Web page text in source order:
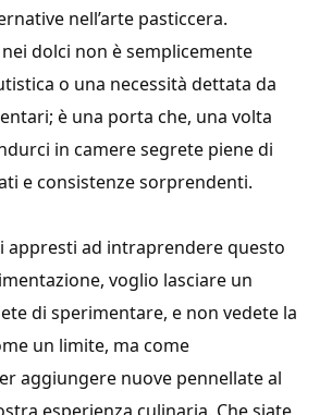
nell’arte pasticcera.
dolci non è semplicemente
o una necessità dettata da
è una porta che, una volta
in camere segrete piene di
e consistenze sorprendenti.
appresti ad intraprendere questo
voglio lasciare un
di sperimentare, e non vedete la
un limite, ma come
aggiungere nuove pennellate al